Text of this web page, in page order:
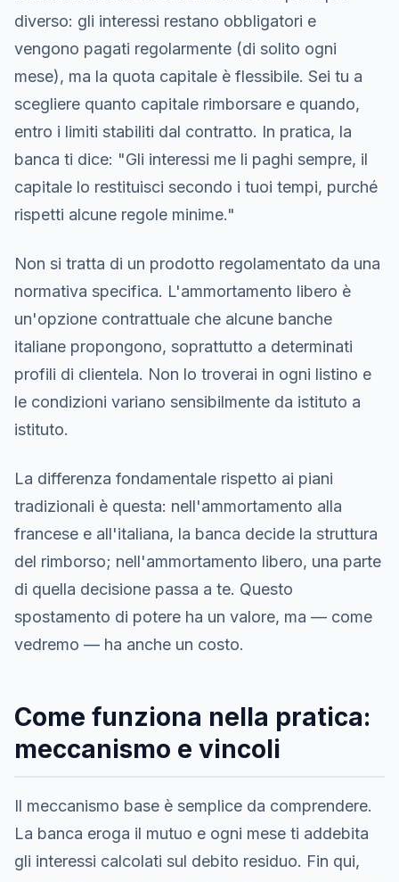
diverso: gli interessi restano obbligatori e
vengono pagati regolarmente (di solito ogni
mese), ma la quota capitale è flessibile. Sei tu a
scegliere quanto capitale rimborsare e quando,
entro i limiti stabiliti dal contratto. In pratica, la
banca ti dice: "Gli interessi me li paghi sempre, il
capitale lo restituisci secondo i tuoi tempi, purché
rispetti alcune regole minime."
Non si tratta di un prodotto regolamentato da una
normativa specifica. L'ammortamento libero è
un'opzione contrattuale che alcune banche
italiane propongono, soprattutto a determinati
profili di clientela. Non lo troverai in ogni listino e
le condizioni variano sensibilmente da istituto a
istituto.
La differenza fondamentale rispetto ai piani
tradizionali è questa: nell'ammortamento alla
francese e all'italiana, la banca decide la struttura
del rimborso; nell'ammortamento libero, una parte
di quella decisione passa a te. Questo
spostamento di potere ha un valore, ma — come
vedremo — ha anche un costo.
Come funziona nella pratica:
meccanismo e vincoli
Il meccanismo base è semplice da comprendere.
La banca eroga il mutuo e ogni mese ti addebita
gli interessi calcolati sul debito residuo. Fin qui,